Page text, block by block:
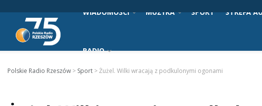
WIADOMOŚCI MUZYKA SPORT STREFA
RADIO
Polskie Radio Rzeszów > Sport >Żużel. Wilki wracają z podkulonymi ogonami